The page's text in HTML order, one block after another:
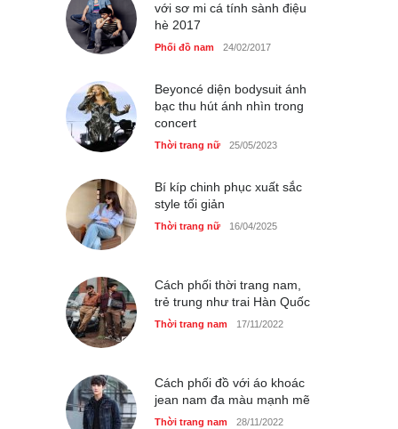
sáng tạo mới của giới trẻ
Thời trang nữ 21/10/2025
với sơ mi cá tính sành điệu
hè 2017
Phối đồ nam 24/02/2017
Beyoncé diện bodysuit ánh
bạc thu hút ánh nhìn trong
concert
Thời trang nữ 25/05/2023
Bí kíp chinh phục xuất sắc
style tối giản
Thời trang nữ 16/04/2025
Cách phối thời trang nam,
trẻ trung như trai Hàn Quốc
Thời trang nam 17/11/2022
Cách phối đồ với áo khoác
jean nam đa màu mạnh mẽ
Thời trang nam 28/11/2022